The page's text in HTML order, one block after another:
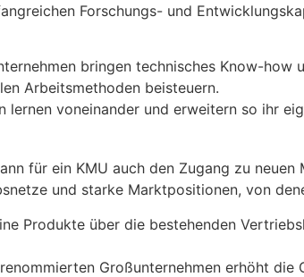
Forschungs- und
bringen technisches Know-how
Arbeitsmethoden beisteuern.
lernen voneinander und erweitern so ihr
für ein KMU auch den Zugang zu neuen
und starke Marktpositionen, von
Produkte über die bestehenden
Großunternehmen erhöht die